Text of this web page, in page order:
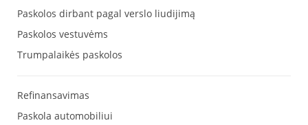
Paskolos dirbant pagal verslo liudijimą
Paskolos vestuvėms
Trumpalaikės paskolos
Refinansavimas
Paskola automobiliui